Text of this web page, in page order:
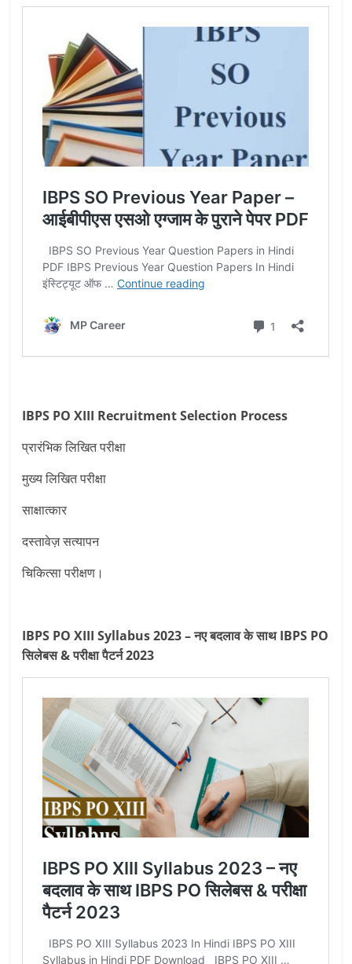
IBPS PO XIII RecruitmentSelection Process
प्रारंभिक लिखित परीक्षा
मुख्य लिखित परीक्षा
साक्षात्कार
दस्तावेज़ सत्यापन
चिकित्सा परीक्षण।
IBPS PO XIII Syllabus 2023 – नए बदलाव के साथ IBPS PO
सिलेबस & परीक्षा पैटर्न 2023